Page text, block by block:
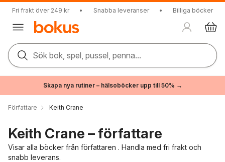
Fri frakt över 249 kr • Snabba leveranser • Billiga böcker
Sök bok, spel, pussel, penna...
Skapa nya rutiner – hälsoböcker upp till 50% →
Författare Keith Crane
Keith Crane – författare
Visar alla böcker från författaren . Handla med fri frakt och
snabb leverans.